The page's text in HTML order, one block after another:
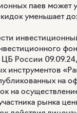
паев может
уменьшает
России
инструментов
на
на
рынка